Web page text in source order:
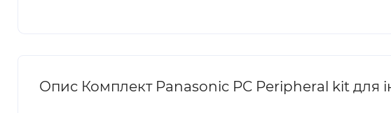
Опис Комплект Panasonic PC Peripheral kit для